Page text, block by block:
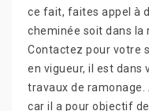
ce fait, faites appel à
cheminée soit dans la
Contactez pour votre
en vigueur, il est dans
travaux de ramonage.
car il a pour objectif